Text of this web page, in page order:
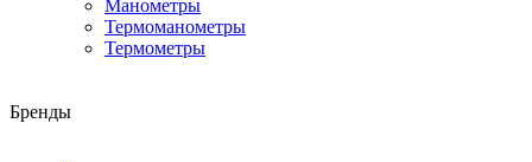
Манометры
Термоманометры
Термометры
Бренды